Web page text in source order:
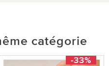
catégorie
-33%